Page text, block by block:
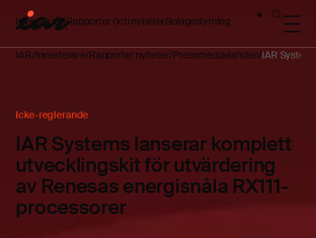
InvesterareRapporter och nyheterBolagsstyrning
IAR Investerare Rapporter nyheter Pressmeddelanden IAR
Icke-reglerande
IAR Systems lanserar komplett
utvecklingskit för utvärdering
av Renesas energisnåla RX111-
processorer